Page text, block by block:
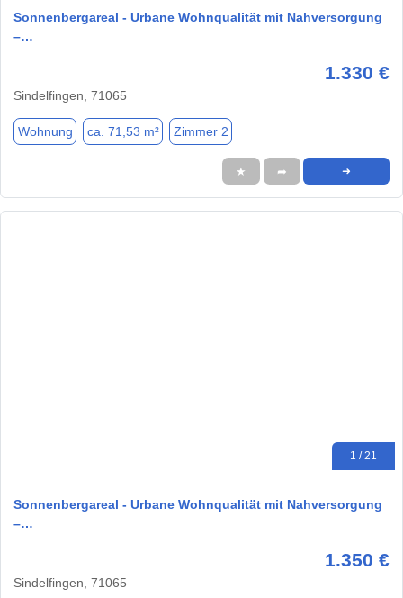
Sonnenbergareal - Urbane Wohnqualität mit Nahversorgung
–…
1.330 €
Sindelfingen, 71065
Wohnung ca. 71,53 m² Zimmer 2
★ ➦ ➜
1 / 21
Sonnenbergareal - Urbane Wohnqualität mit Nahversorgung
–…
1.350 €
Sindelfingen, 71065